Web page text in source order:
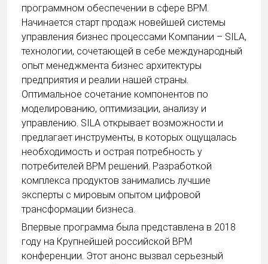
программном обеспечении в сфере BPM.
Начинается старт продаж новейшей системы
управления бизнес процессами Компании – SILA,
технологии, сочетающей в себе международный
опыт менеджмента бизнес архитектуры
предприятия и реалии нашей страны.
Оптимальное сочетание компонентов по
моделированию, оптимизации, анализу и
управлению. SILA открывает возможности и
предлагает инструменты, в которых ощущалась
необходимость и острая потребность у
потребителей BPM решений. Разработкой
комплекса продуктов занимались лучшие
эксперты с мировым опытом цифровой
трансформации бизнеса.
Впервые программа была представлена в 2018
году на Крупнейшей российской BPM
конференции. Этот анонс вызвал серьезный